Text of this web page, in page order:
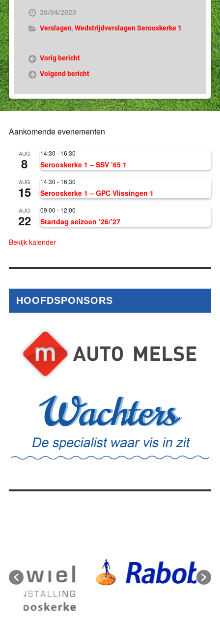
26/04/2023
Verslagen,Wedstrijdverslagen Serooskerke 1
Vorig bericht
Volgend bericht
Aankomende evenementen
AUG
8
14:30 - 16:30
Serooskerke 1 – SSV ’65 1
AUG
15
14:30 - 16:30
Serooskerke 1 – GPC Vlissingen 1
AUG
22
09:00 - 12:00
Startdag seizoen ’26/’27
Bekijk kalender
HOOFDSPONSORS